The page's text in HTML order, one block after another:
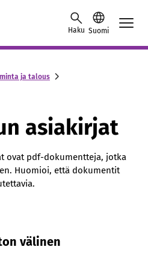
Haku Suomi
ja talous
asiakirjat
ovat pdf-dokumentteja, jotka
Huomioi, että dokumentit
välinen